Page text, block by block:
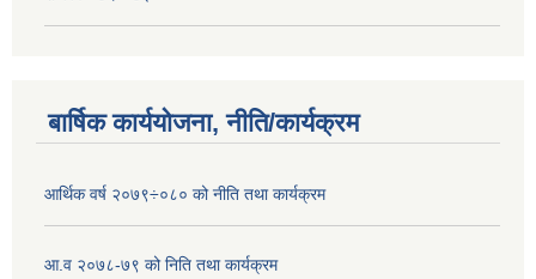
बार्षिक कार्ययोजना, नीति/कार्यक्रम
आर्थिक वर्ष २०७९÷०८० को नीति तथा कार्यक्रम
आ.व २०७८-७९ को निति तथा कार्यक्रम